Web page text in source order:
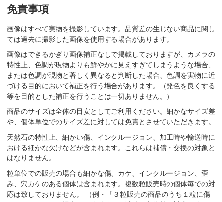
免責事項
画像はすべて実物を撮影しています。品質差の生じない商品に関し
ては過去に撮影した画像を使用する場合があります。
画像はできるかぎり画像補正なしで掲載しておりますが、カメラの
特性上、色調が現物よりも鮮やかに見えすぎてしまうような場合、
または色調が現物と著しく異なると判断した場合、色調を実物に近
づける目的において補正を行う場合があります。（発色を良くする
等を目的とした補正を行うことは一切ありません。）
商品のサイズは全体の目安としてご利用ください。細かなサイズ差
や、個体単位でのサイズ差に対しては免責とさせていただきます。
天然石の特性上、細かい傷、インクルージョン、加工時や輸送時に
おける細かな欠けなどが含まれます。これらは補償・交換の対象と
はなりません。
粒単位での販売の場合も細かな傷、カケ、インクルージョン、歪
み、穴カケのある個体は含まれます。複数粒販売時の個体毎での対
応は致しておりません。 （例・「３粒販売の商品のうち１粒に傷